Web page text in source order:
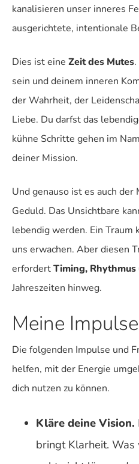
kanalisieren unser inneres
ausgerichtete, intentionale
Dies ist eine Zeit des Mutes
sein und deinem inneren
der Wahrheit, der
Liebe. Du darfst das
kühne Schritte gehen im
deiner Mission.
Und genauso ist es auch
Geduld. Das Unsichtbare
lebendig werden. Ein Traum
uns erwachen. Aber diesen
erfordertTiming,
Jahreszeiten hinweg.
Meine
Die folgenden Impulse und
helfen, mit der Energie
dich nutzen zu können.
Kläre deine Vision.
bringt Klarheit.